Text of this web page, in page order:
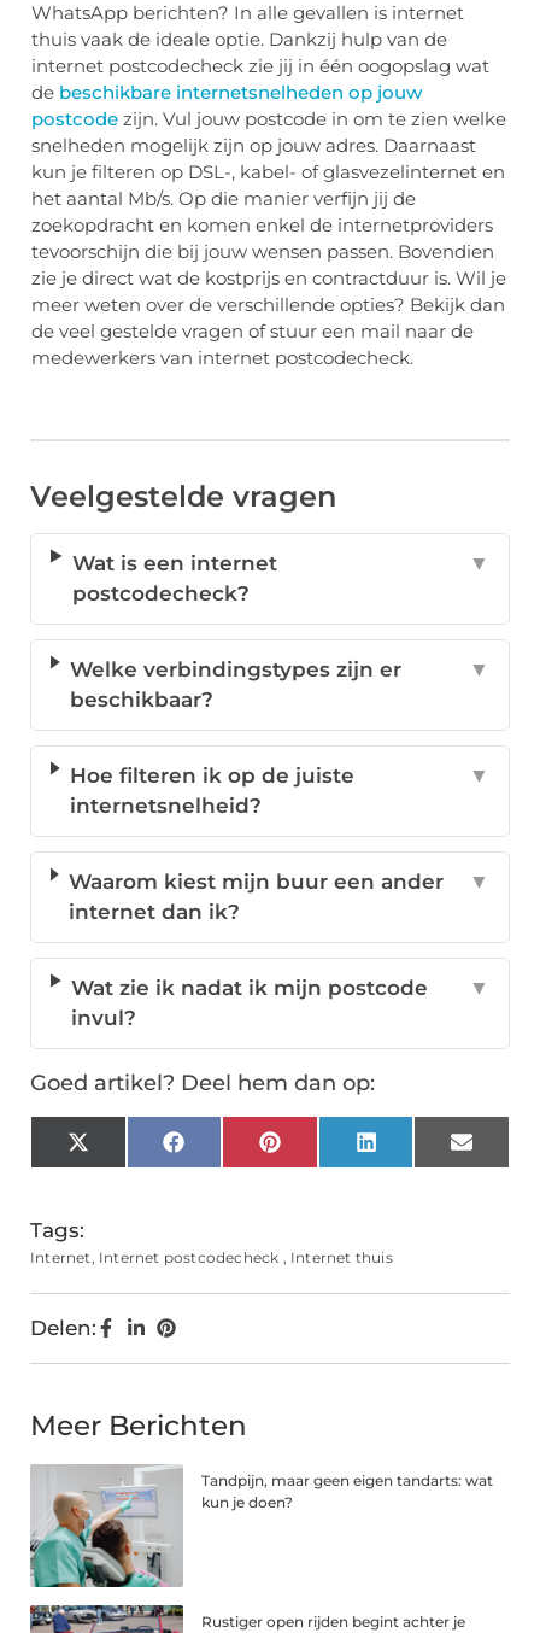
WhatsApp berichten? In alle gevallen is internet
thuis vaak de ideale optie. Dankzij hulp van de
internet postcodecheck zie jij in één oogopslag wat
de beschikbare internetsnelheden op jouw
postcode zijn. Vul jouw postcode in om te zien welke
snelheden mogelijk zijn op jouw adres. Daarnaast
kun je filteren op DSL-, kabel- of glasvezelinternet en
het aantal Mb/s. Op die manier verfijn jij de
zoekopdracht en komen enkel de internetproviders
tevoorschijn die bij jouw wensen passen. Bovendien
zie je direct wat de kostprijs en contractduur is. Wil je
meer weten over de verschillende opties? Bekijk dan
de veel gestelde vragen of stuur een mail naar de
medewerkers van internet postcodecheck.
Veelgestelde vragen
Wat is een internet
postcodecheck?
▼
Welke verbindingstypes zijn er
beschikbaar?
▼
Hoe filteren ik op de juiste
internetsnelheid?
▼
Waarom kiest mijn buur een ander
internet dan ik?
▼
Wat zie ik nadat ik mijn postcode
invul?
▼
Goed artikel? Deel hem dan op:
X
(Twitter)
FacebookPinterestLinkedInEmail
Tags:
Internet, Internet postcodecheck , Internet thuis
Delen:
Meer Berichten
Tandpijn, maar geen eigen tandarts: wat
kun je doen?
Rustiger open rijden begint achter je